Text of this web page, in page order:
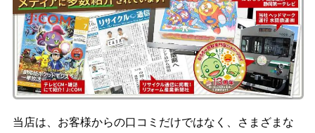
当店は、お客様からの口コミだけではなく、さまざまな